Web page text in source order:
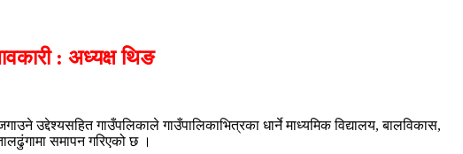
: अध्यक्ष थिङ
उद्देश्यसहित गाउँपलिकाले गाउँपालिकाभित्रका धार्ने माध्यमिक विद्यालय, बालविकास,
समापन गरिएको छ ।